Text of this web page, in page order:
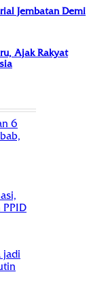
Jembatan Demi
Ajak Rakyat
6
jadi